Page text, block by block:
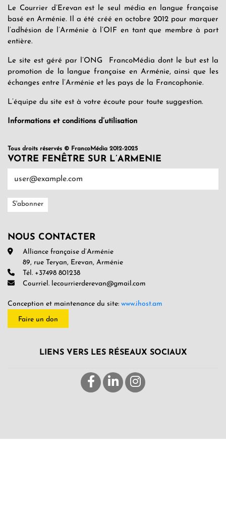
Le Courrier d’Erevan est le seul média en langue française
basé en Arménie. Il a été créé en octobre 2012 pour marquer
l’adhésion de l’Arménie à l’OIF en tant que membre à part
entière.
Le site est géré par l’ONG FrancoMédia dont le but est la
promotion de la langue française en Arménie, ainsi que les
échanges entre l’Arménie et les pays de la Francophonie.
L’équipe du site est à votre écoute pour toute suggestion.
Informations et conditions d’utilisation
Tous droits réservés © FrancoMédia 2012-2025
VOTRE FENÊTRE SUR L’ARMENIE
NOUS CONTACTER
Alliance française d’Arménie
89, rue Teryan, Erevan, Arménie
Tél. +37498 801238
Courriel. lecourrierderevan@gmail.com
Conception et maintenance du site: www.ihost.am
Faire un don
LIENS VERS LES RÉSEAUX SOCIAUX